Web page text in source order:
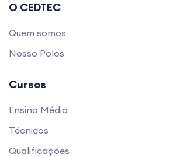
O CEDTEC
Quem somos
Nosso Polos
Cursos
Ensino Médio
Técnicos
Qualificações